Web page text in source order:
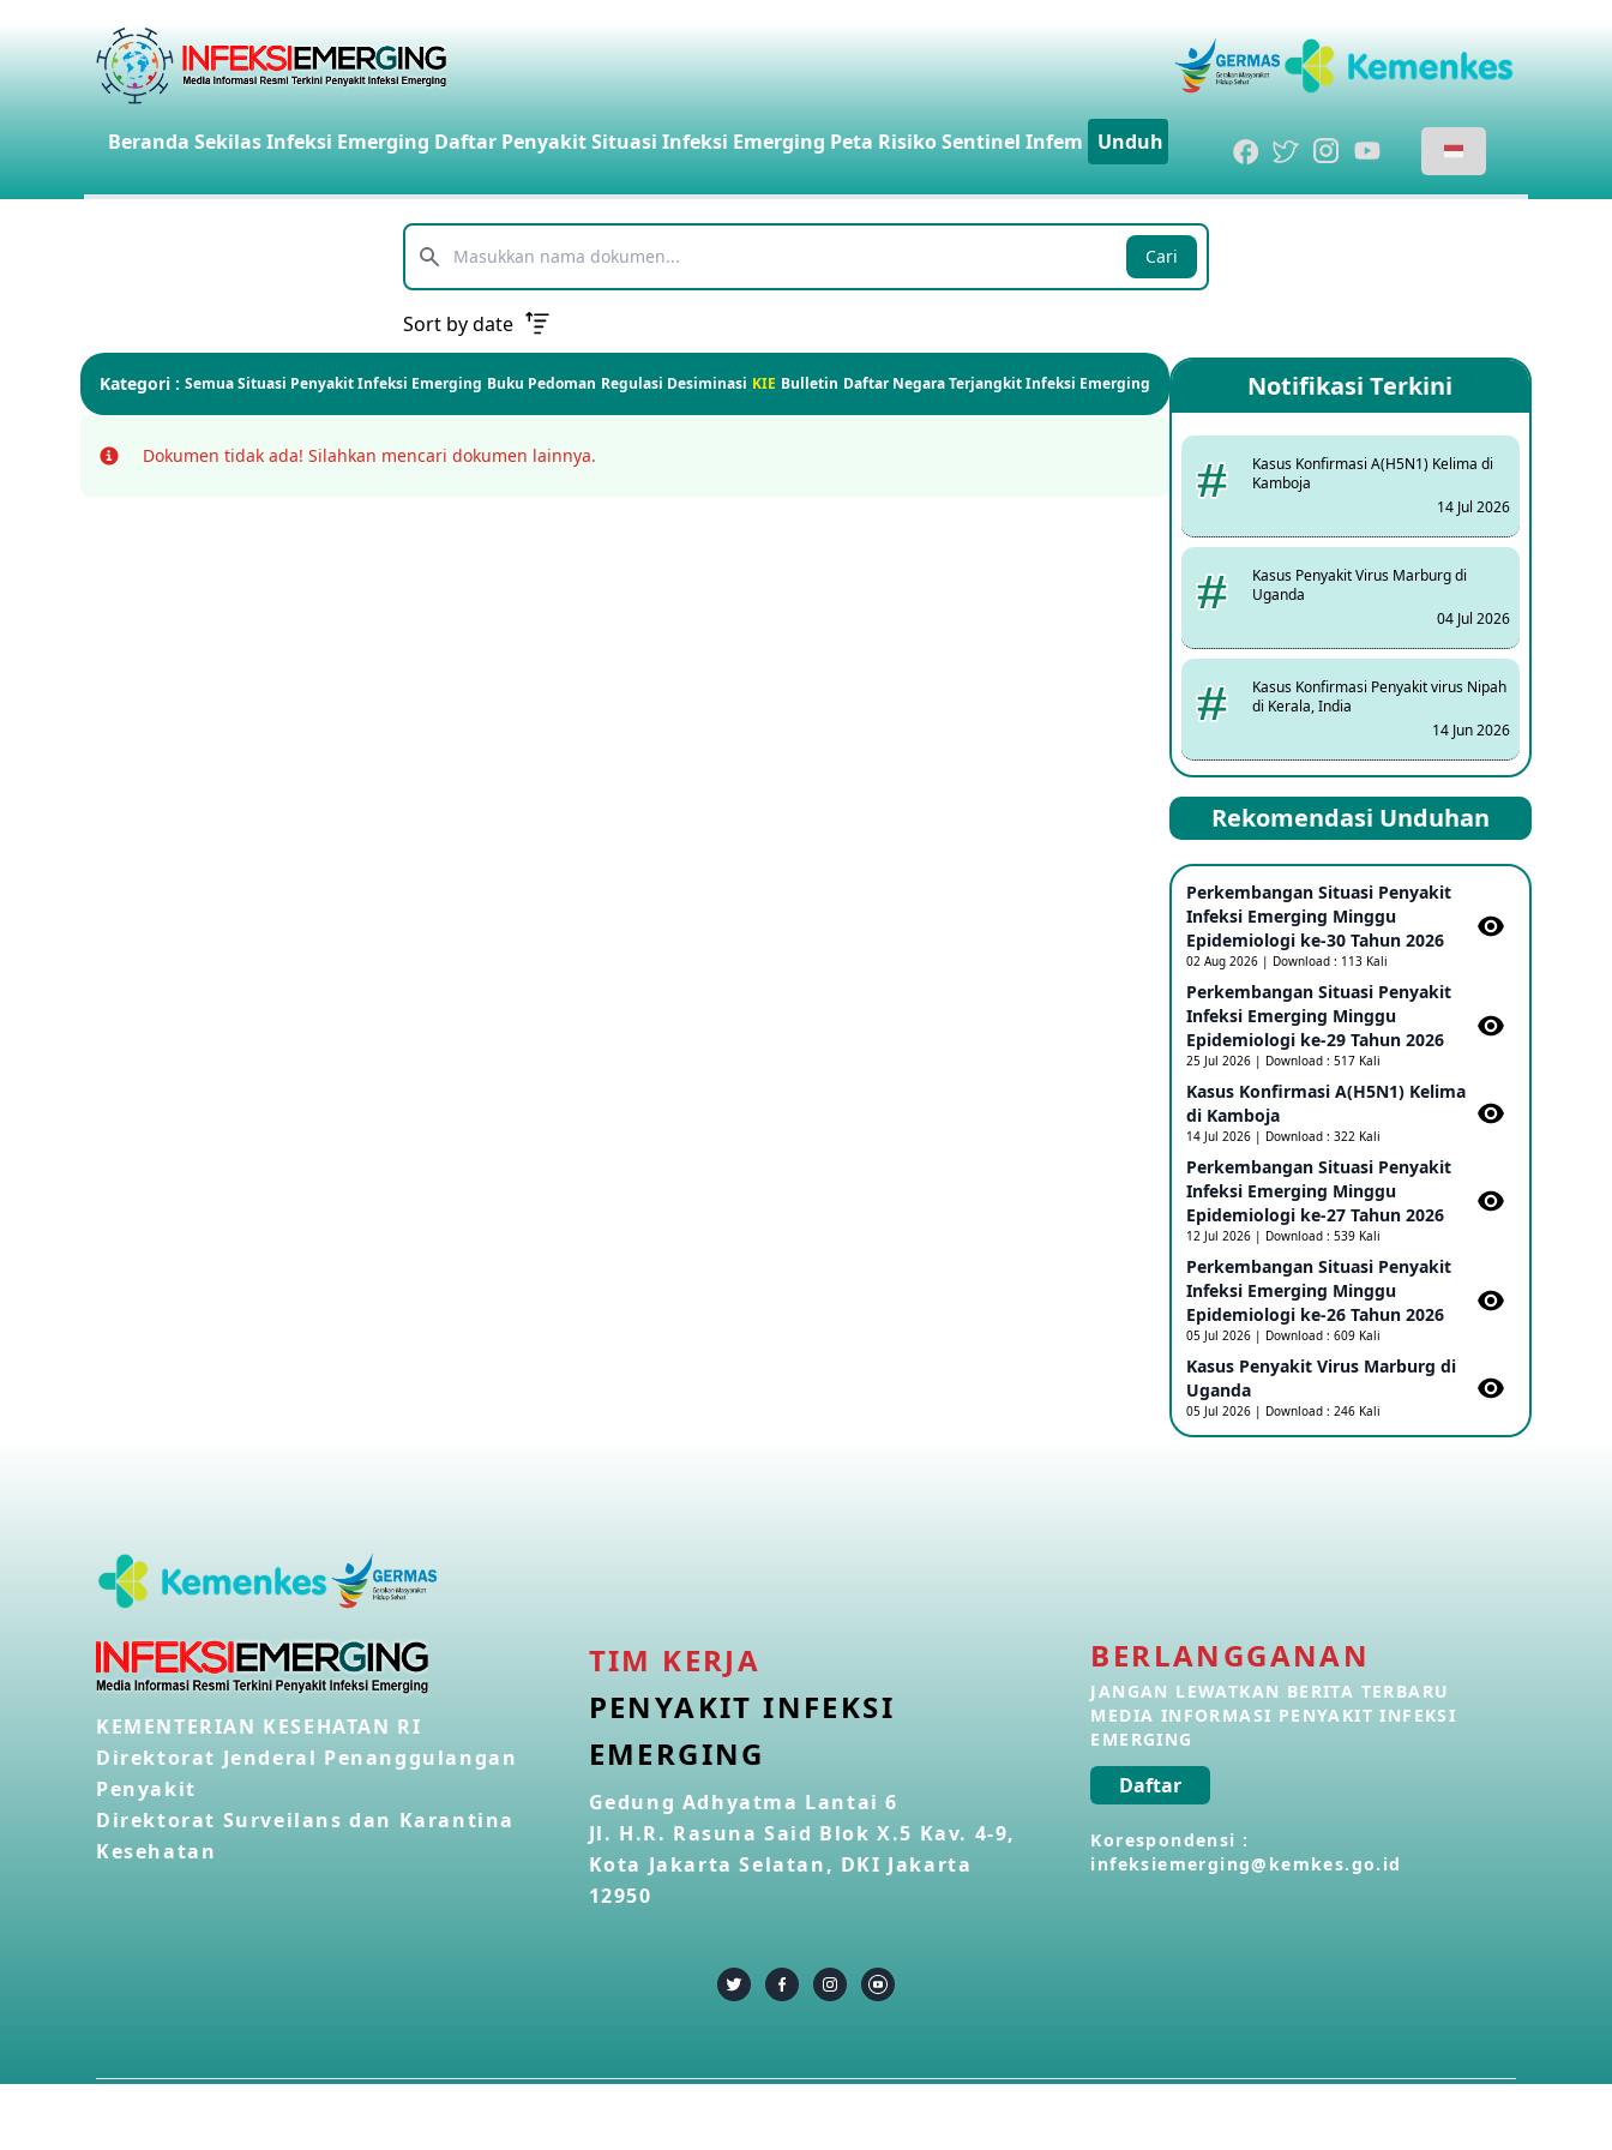
Beranda Sekilas Infeksi Emerging Daftar PenyakitSituasi Infeksi Emerging Peta RisikoSentinel Infem Unduh
Telusuri Cari
Sort by date
Kategori : Semua Situasi Penyakit Infeksi Emerging Buku Pedoman Regulasi Desiminasi KIE Bulletin Daftar Negara Terjangkit Infeksi Emerging
Info Dokumen tidak ada! Silahkan mencari dokumen lainnya.
Notifikasi Terkini
Kasus Konfirmasi A(H5N1) Kelima di
Kamboja
14 Jul 2026
Kasus Penyakit Virus Marburg di
Uganda
04 Jul 2026
Kasus Konfirmasi Penyakit virus Nipah
di Kerala, India
14 Jun 2026
Kasus Dicurigai Penyakit virus Nipah di
Kerala, India
12 Jun 2026
Mpox Clade 1b di Taiwan
25 May 2026
Update Informasi PHEIC Penyakit
Ebola
Penetapan Outbreak Penyakit Ebola di
RD Kongo dan Uganda Sebagai PHEIC
17 May 2026
Outbreak Penyakti Ebola di RD Kongo
16 May 2026
Kasus Konfirmasi A(H5NN6) di Cina
08 May 2026
Update Penyakit Virus Hanta Tipe HPS
Penyakit Meningokokus di Vietnam
28 Apr 2026
Informasi Penyakit POH VAU yang
Rekomendasi Unduhan
Perkembangan Situasi Penyakit
Infeksi Emerging Minggu
Epidemiologi ke-30 Tahun 2026
02 Aug 2026 | Download : 113 Kali
Perkembangan Situasi Penyakit
Infeksi Emerging Minggu
Epidemiologi ke-29 Tahun 2026
25 Jul 2026 | Download : 517 Kali
Kasus Konfirmasi A(H5N1) Kelima
di Kamboja​
14 Jul 2026 | Download : 322 Kali
Perkembangan Situasi Penyakit
Infeksi Emerging Minggu
Epidemiologi ke-27 Tahun 2026
12 Jul 2026 | Download : 539 Kali
Perkembangan Situasi Penyakit
Infeksi Emerging Minggu
Epidemiologi ke-26 Tahun 2026
05 Jul 2026 | Download : 609 Kali
Kasus Penyakit Virus Marburg di
Uganda
05 Jul 2026 | Download : 246 Kali
KEMENTERIAN KESEHATAN RI
Direktorat Jenderal Penanggulangan
Penyakit
Direktorat Surveilans dan Karantina
Kesehatan
TIM KERJA
PENYAKIT INFEKSI
EMERGING
Gedung Adhyatma Lantai 6
Jl. H.R. Rasuna Said Blok X.5 Kav. 4-9,
Kota Jakarta Selatan, DKI Jakarta
12950
BERLANGGANAN
JANGAN LEWATKAN BERITA TERBARU
MEDIA INFORMASI PENYAKIT INFEKSI
EMERGING
Daftar
Korespondensi :
infeksiemerging@kemkes.go.id